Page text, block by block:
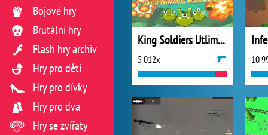
King Soldiers Utlimate Edition
5 012x 10
Bojové hry
Brutální hry
Flash hry archiv
Hry pro děti
Hry pro dívky
Hry pro dva
Hry se zvířaty